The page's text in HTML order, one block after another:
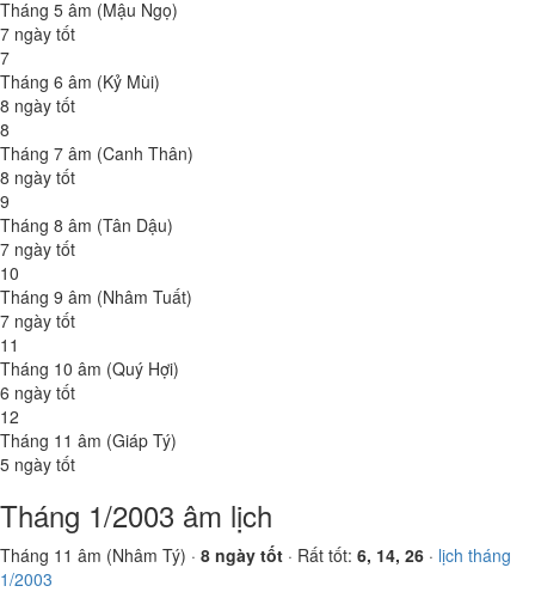
Tháng 5 âm (Mậu Ngọ)
7 ngày tốt
7
Tháng 6 âm (Kỷ Mùi)
8 ngày tốt
8
Tháng 7 âm (Canh Thân)
8 ngày tốt
9
Tháng 8 âm (Tân Dậu)
7 ngày tốt
10
Tháng 9 âm (Nhâm Tuất)
7 ngày tốt
11
Tháng 10 âm (Quý Hợi)
6 ngày tốt
12
Tháng 11 âm (Giáp Tý)
5 ngày tốt
Tháng 1/2003 âm lịch
Tháng 11 âm (Nhâm Tý) · 8 ngày tốt · Rất tốt: 6, 14, 26 · lịch tháng
1/2003